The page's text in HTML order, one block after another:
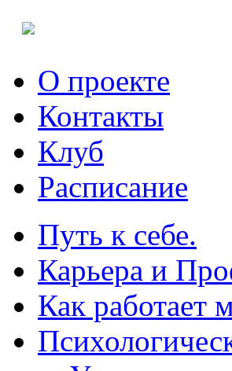
О проекте
Контакты
Клуб
Расписание
Путь к себе.
Карьера и
Как работает